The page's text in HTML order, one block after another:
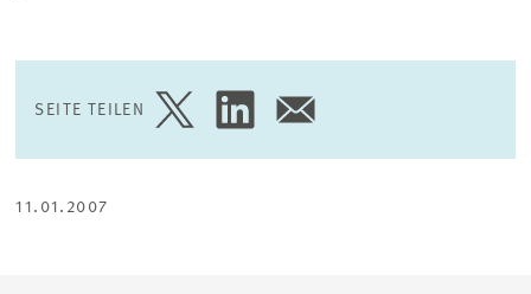
SEITE TEILEN
SEITE
TWITTER
SEITE
LINKEDIN
SEITE
E-
11.01.2007